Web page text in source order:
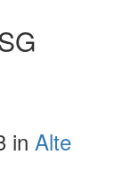
in Alte